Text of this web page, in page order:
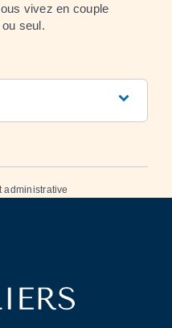
vivez en couple
seul.
administrative